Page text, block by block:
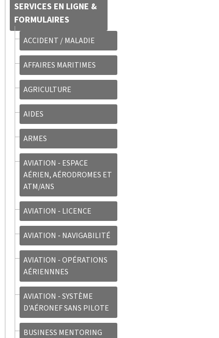
SERVICES EN LIGNE &
FORMULAIRES
ACCIDENT / MALADIE
AFFAIRES MARITIMES
AGRICULTURE
AIDES
ARMES
AVIATION - ESPACE
AÉRIEN, AÉRODROMES ET
ATM/ANS
AVIATION - LICENCE
AVIATION - NAVIGABILITÉ
AVIATION - OPÉRATIONS
AÉRIENNNES
AVIATION - SYSTÈME
D'AÉRONEF SANS PILOTE
BUSINESS MENTORING